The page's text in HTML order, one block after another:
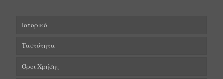
Ιστορικό
Ταυτότητα
Όροι Χρήσης